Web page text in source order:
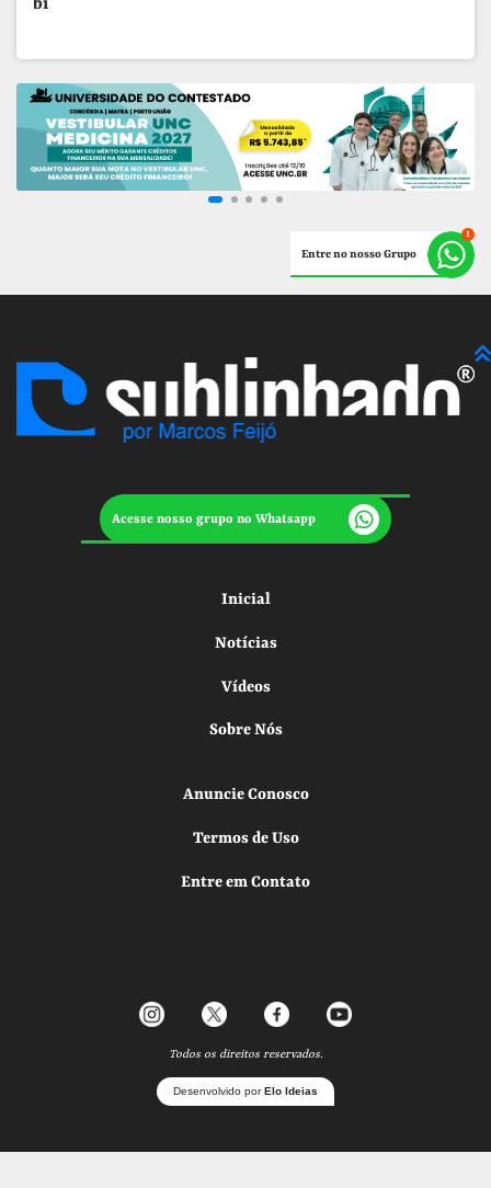
bi
Entre no nosso Grupo
Acesse nosso grupo no Whatsapp
Inicial
Notícias
Vídeos
Sobre Nós
Anuncie Conosco
Termos de Uso
Entre em Contato
Todos os direitos reservados.
Desenvolvido porElo Ideias